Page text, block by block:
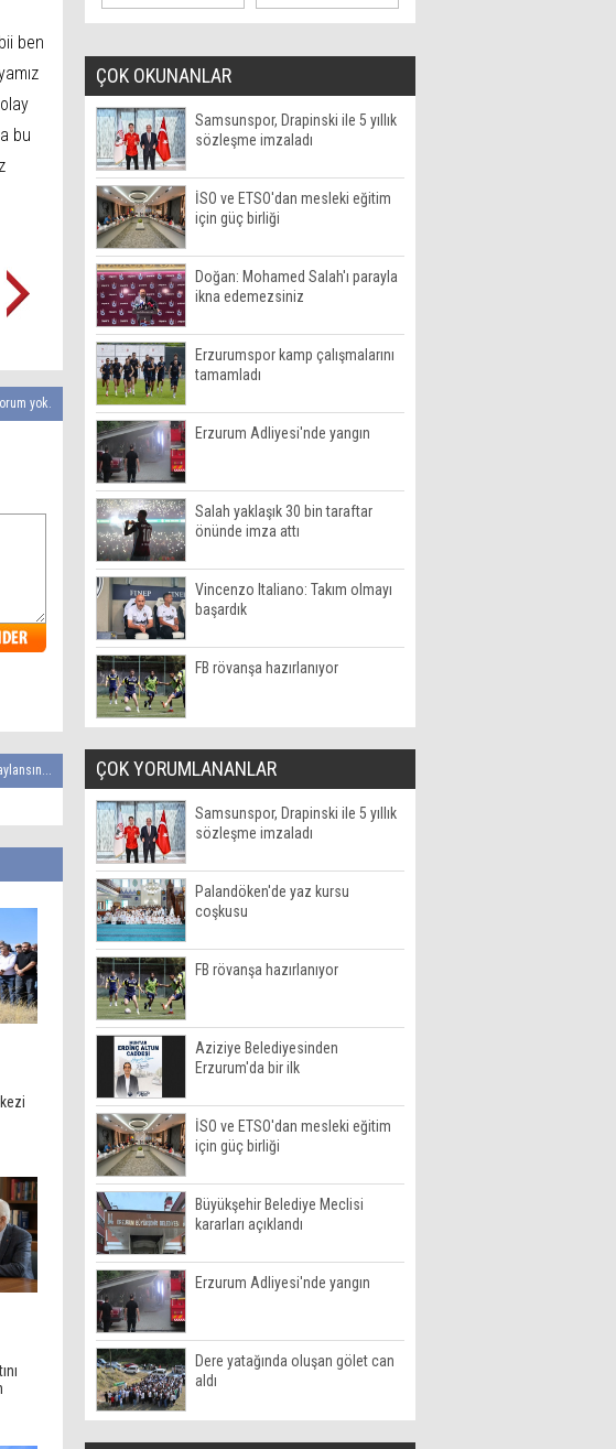
ben
bu
yok.
ÇOK OKUNANLAR
Samsunspor, Drapinski ile 5 yıllık
sözleşme imzaladı
İSO ve ETSO'dan mesleki eğitim
için güç birliği
Doğan: Mohamed Salah'ı parayla
ikna edemezsiniz
Erzurumspor kamp çalışmalarını
tamamladı
Erzurum Adliyesi'nde yangın
Salah yaklaşık 30 bin taraftar
önünde imza attı
Vincenzo Italiano: Takım olmayı
başardık
FB rövanşa hazırlanıyor
ÇOK YORUMLANANLAR
Samsunspor, Drapinski ile 5 yıllık
sözleşme imzaladı
Palandöken'de yaz kursu
coşkusu
FB rövanşa hazırlanıyor
Aziziye Belediyesinden
Erzurum'da bir ilk
İSO ve ETSO'dan mesleki eğitim
için güç birliği
Büyükşehir Belediye Meclisi
kararları açıklandı
Erzurum Adliyesi'nde yangın
Dere yatağında oluşan gölet can
aldı